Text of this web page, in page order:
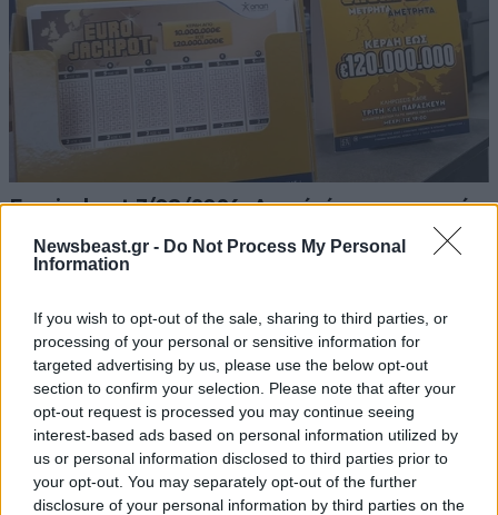
Newsbeast.gr - Do Not Process My Personal
Information
If you wish to opt-out of the sale, sharing to third parties, or
processing of your personal or sensitive information for
targeted advertising by us, please use the below opt-out
section to confirm your selection. Please note that after your
opt-out request is processed you may continue seeing
interest-based ads based on personal information utilized by
us or personal information disclosed to third parties prior to
your opt-out. You may separately opt-out of the further
disclosure of your personal information by third parties on the
Eurojackpot 7/08/2026: Αυτοί είναι οι τυχεροί
αριθμοί για τα 32 εκατομμύρια ευρώ
Ακολουθήστε τοNEWSBEASTστοGoogle News
και μάθετε πρώτοι όλες τις ειδήσεις